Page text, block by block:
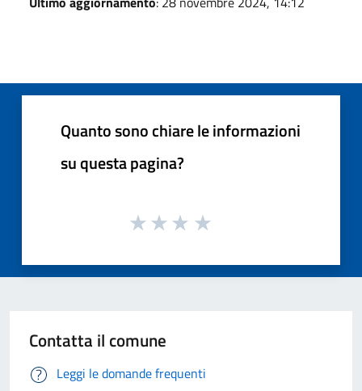
Quanto sono chiare le informazioni
su questa pagina?
Contatta il comune
Leggi le domande frequenti